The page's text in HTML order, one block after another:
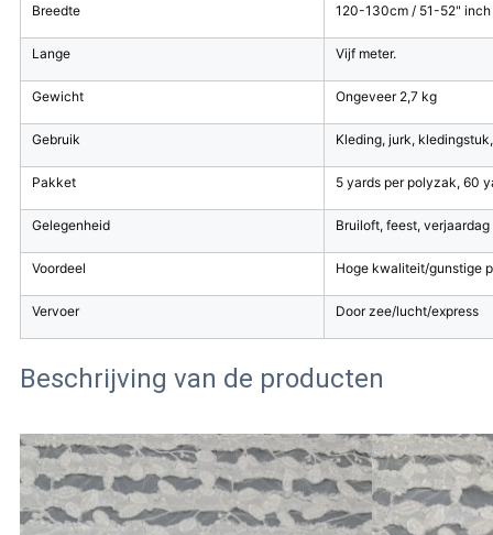
Breedte 120-130cm / 51-52" inch
Lange Vijf meter.
Gewicht Ongeveer 2,7 kg
Gebruik Kleding, jurk,
Pakket 5 yards per polyzak, 60
Gelegenheid Bruiloft, feest, verjaardag
Voordeel Hoge kwaliteit/gunstige
Vervoer Door zee/lucht/express
Beschrijving van de producten